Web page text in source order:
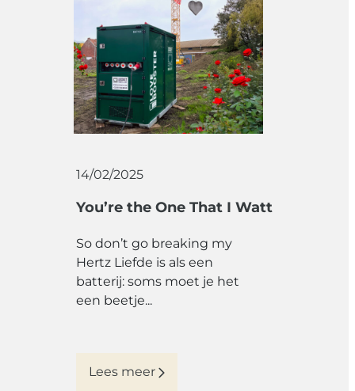
14/02/2025
You’re the One That I Watt
So don’t go breaking my
Hertz Liefde is als een
batterij: soms moet je het
een beetje...
Lees meer